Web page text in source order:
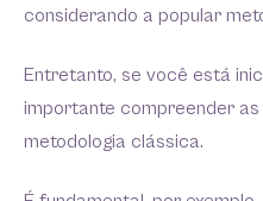
considerando a popular
Entretanto, se você está
importante compreender
metodologia clássica.